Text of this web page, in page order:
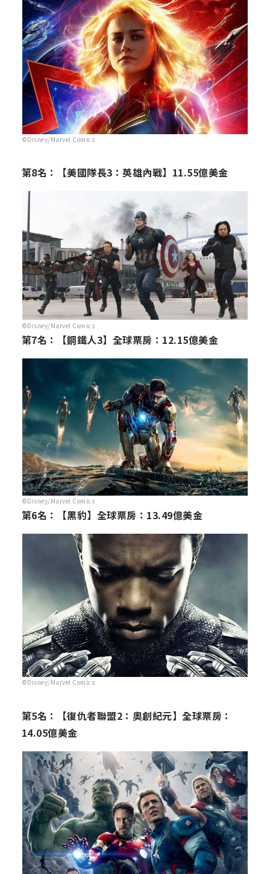
©Disney/Marvel Comics
第8名：【美國隊長3：英雄內戰】11.55億美金
©Disney/Marvel Comics
第7名：【鋼鐵人3】全球票房：12.15億美金
©Disney/Marvel Comics
第6名：【黑豹】全球票房：13.49億美金
©Disney/Marvel Comics
第5名：【復仇者聯盟2：奧創紀元】全球票房：
14.05億美金